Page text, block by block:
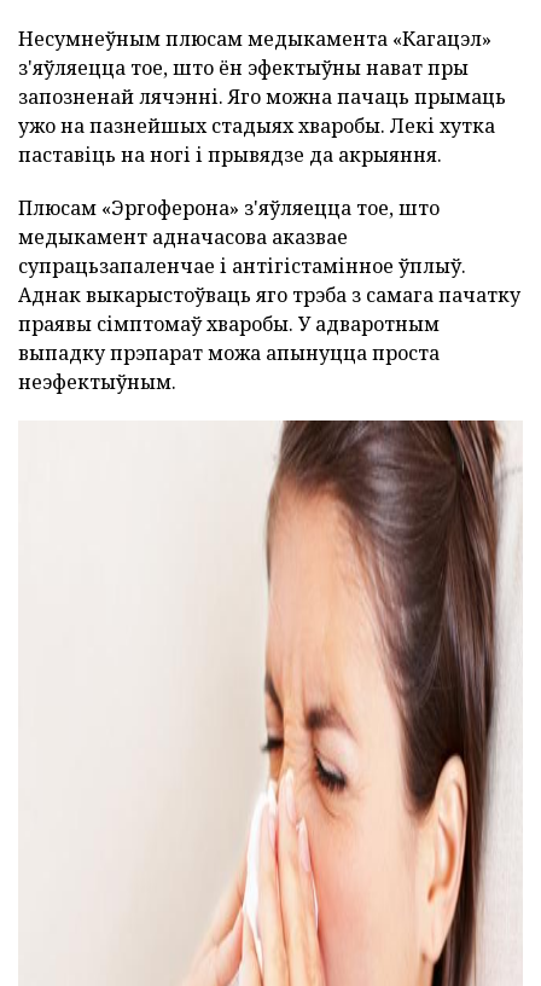
Несумнеўным плюсам медыкамента «Кагацэл»
з'яўляецца тое, што ён эфектыўны нават пры
запозненай лячэнні. Яго можна пачаць прымаць
ужо на пазнейшых стадыях хваробы. Лекі хутка
паставіць на ногі і прывядзе да акрыяння.
Плюсам «Эргоферона» з'яўляецца тое, што
медыкамент адначасова аказвае
супрацьзапаленчае і антігістамінное ўплыў.
Аднак выкарыстоўваць яго трэба з самага пачатку
праявы сімптомаў хваробы. У адваротным
выпадку прэпарат можа апынуцца проста
неэфектыўным.